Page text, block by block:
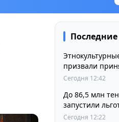
призвали
выборах
Сегодня 12:42
До 86,5 млн
запустили
Сегодня 12:22